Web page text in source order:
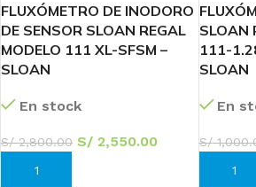
FLUXÓMETRO DE INODORO
DE SENSOR SLOAN REGAL
MODELO 111 XL-SFSM –
SLOAN
En stock
S/2,800.00 S/ 2,550.00
AÑADIR AL CARRITO
SLOAN
111-
SLOAN
En
S/